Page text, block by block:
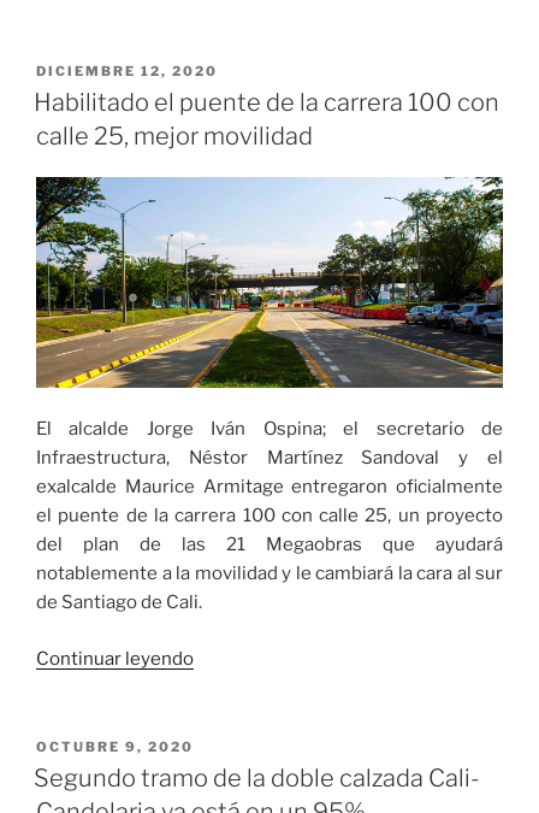
Candelaria
tiene
del
de
ejecución»
PUBLICADO
EL
DICIEMBRE 12, 2020
Habilitado el puente de la carrera 100 con
calle 25, mejor movilidad
El alcalde Jorge Iván Ospina; el secretario de
Infraestructura, Néstor Martínez Sandoval y el
exalcalde Maurice Armitage entregaron oficialmente
el puente de la carrera 100 con calle 25, un proyecto
del plan de las 21 Megaobras que ayudará
notablemente a la movilidad y le cambiará la cara al sur
de Santiago de Cali.
Continuar leyendo«Habilitado
la
carrera
PUBLICADO
EL
OCTUBRE 9, 2020
Segundo tramo de la doble calzada Cali-